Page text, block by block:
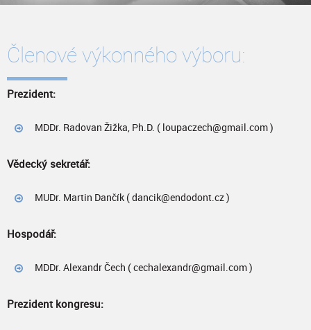
Členové výkonného výboru:
Prezident:
MDDr. Radovan Žižka, Ph.D. ( loupaczech@gmail.com )
Vědecký sekretář:
MUDr. Martin Dančík ( dancik@endodont.cz )
Hospodář:
MDDr. Alexandr Čech ( cechalexandr@gmail.com )
Prezident kongresu: